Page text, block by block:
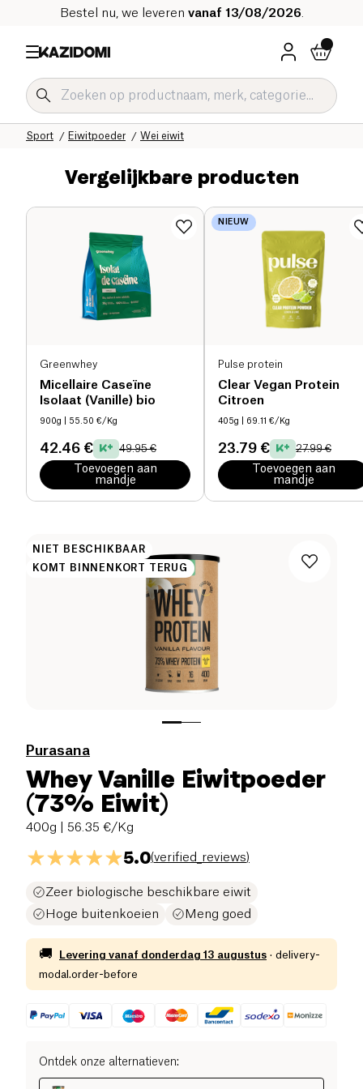
Bestel nu, we leveren vanaf 13/08/2026
Wei eiwit
Eiwitpoeder
Sport
Onze biologische catalogus
Home
Vergelijkbare producten
Greenwhey
Micellaire Caseïne
Isolaat (Vanille) bio
900g | 55.50 €/Kg
42.46 € 49.95 €
Toevoegen aan
mandje
NIEUW
Pulse protein
Clear Vegan Protein
Citroen
405g | 69.11 €/Kg
23.79 € 27.99 €
Toevoegen aan
mandje
NIET BESCHIKBAAR
KOMT BINNENKORT TERUG
Purasana
Whey Vanille Eiwitpoeder
(73% Eiwit)
400g | 56.35 €/Kg
5.0(verified_reviews)
Zeer biologische beschikbare eiwit
Hoge buitenkoeien
Meng goed
🚚 Levering vanaf donderdag 13 augustus · delivery-
modal.order-before
Ontdek onze alternatieven: